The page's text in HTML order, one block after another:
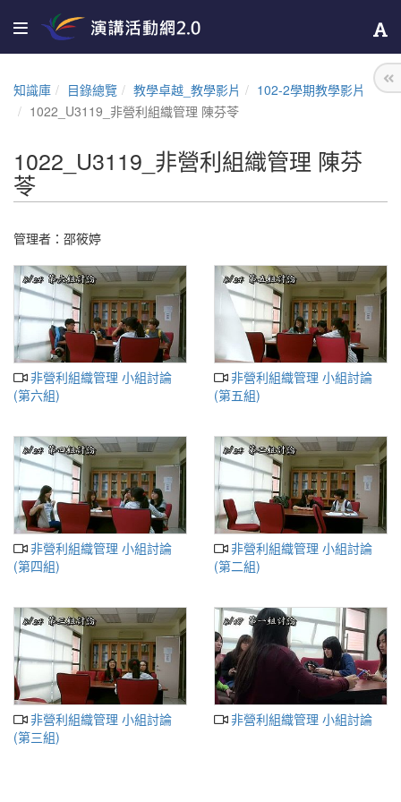
知識庫 目錄總覽 教學卓越_教學影片
102-2學期教學影片
1022_U3119_非營利組織管理 陳芬苓
1022_U3119_非營利組織管理 陳芬
苓
管理者： 邵筱婷
非營利組織管理 小組討論
(第六組)
非營利組織管理 小組討論
(第五組)
非營利組織管理 小組討論
(第四組)
非營利組織管理 小組討論
(第二組)
非營利組織管理 小組討論
(第三組)
非營利組織管理 小組討論